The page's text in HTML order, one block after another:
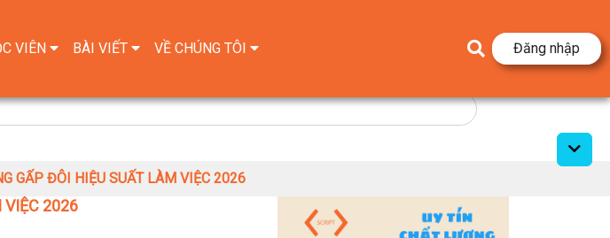
VIÊN BÀI VIẾT VỀ CHÚNG TÔI Đăng nhập
GẤP ĐÔI HIỆU SUẤT LÀM VIỆC 2026
VIỆC 2026